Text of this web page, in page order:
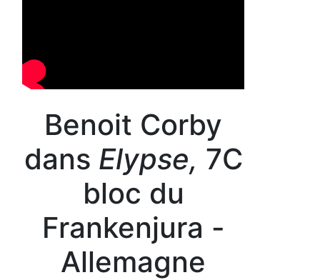
Benoit Corby
dans Elypse, 7C
bloc du
Frankenjura -
Allemagne